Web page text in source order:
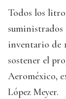
Todos los
suministrados
inventario de
sostener el
Aeroméxico,
López Meyer.